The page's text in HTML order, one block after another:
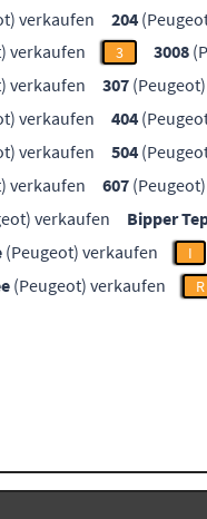
verkaufen 204
verkaufen 3 3008
verkaufen 307
verkaufen 404
verkaufen 504
verkaufen 607
verkaufen Bipper
(Peugeot) verkaufen I
(Peugeot) verkaufen R